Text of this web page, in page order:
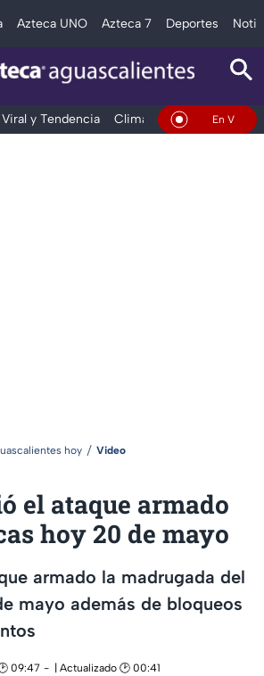
Azteca UNO Azteca 7 Deportes
Viral y Tendencia Clima DeportesEn Vivo
hoy Video
el ataque armado
hoy 20 de mayo
armado la madrugada del
mayo además de bloqueos
09:47 | Actualizado 🕑 00:41